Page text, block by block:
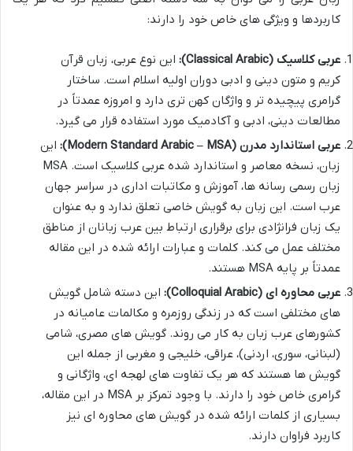
کاربردها و ویژگی های خاص خود را دارند:
عربی کلاسیک (Classical Arabic):
این نوع عربی، زبان قرآن
کریم و متون دینی و ادبی دوران اولیه اسلام است. ساختار
گرامری پیچیده تر و واژگان کهن تری دارد و امروزه عمدتاً در
مطالعات دینی، ادبی و آکادمیک مورد استفاده قرار می گیرد.
عربی استاندارد مدرن (Modern Standard Arabic – MSA):
این
زبان، نسخه معاصر و استاندارد شده عربی کلاسیک است. MSA
زبان رسمی رسانه ها، آموزش و مکاتبات اداری در سراسر جهان
عرب است. این زبان به گویش خاصی تعلق ندارد و به عنوان
یک زبان فرانژادی برای برقراری ارتباط بین عرب زبانان از مناطق
مختلف عمل می کند. کلمات و عبارات ارائه شده در این مقاله
عمدتاً بر پایه MSA هستند.
عربی محاوره ای (Colloquial Arabic):
این دسته شامل گویش
های مختلفی است که در زندگی روزمره و مکالمات عامیانه در
کشورهای عرب زبان به کار می روند. گویش های مصری، شامی
(لبنانی، سوری، اردنی)، عراقی، خلیجی و مغربی از جمله این
گویش ها هستند که هر یک تفاوت های لهجه ای، واژگانی و
گرامری خاص خود را دارند. با وجود تمرکز بر MSA در این مقاله،
بسیاری از کلمات ارائه شده در گویش های محاوره ای نیز
کاربرد فراوان دارند.